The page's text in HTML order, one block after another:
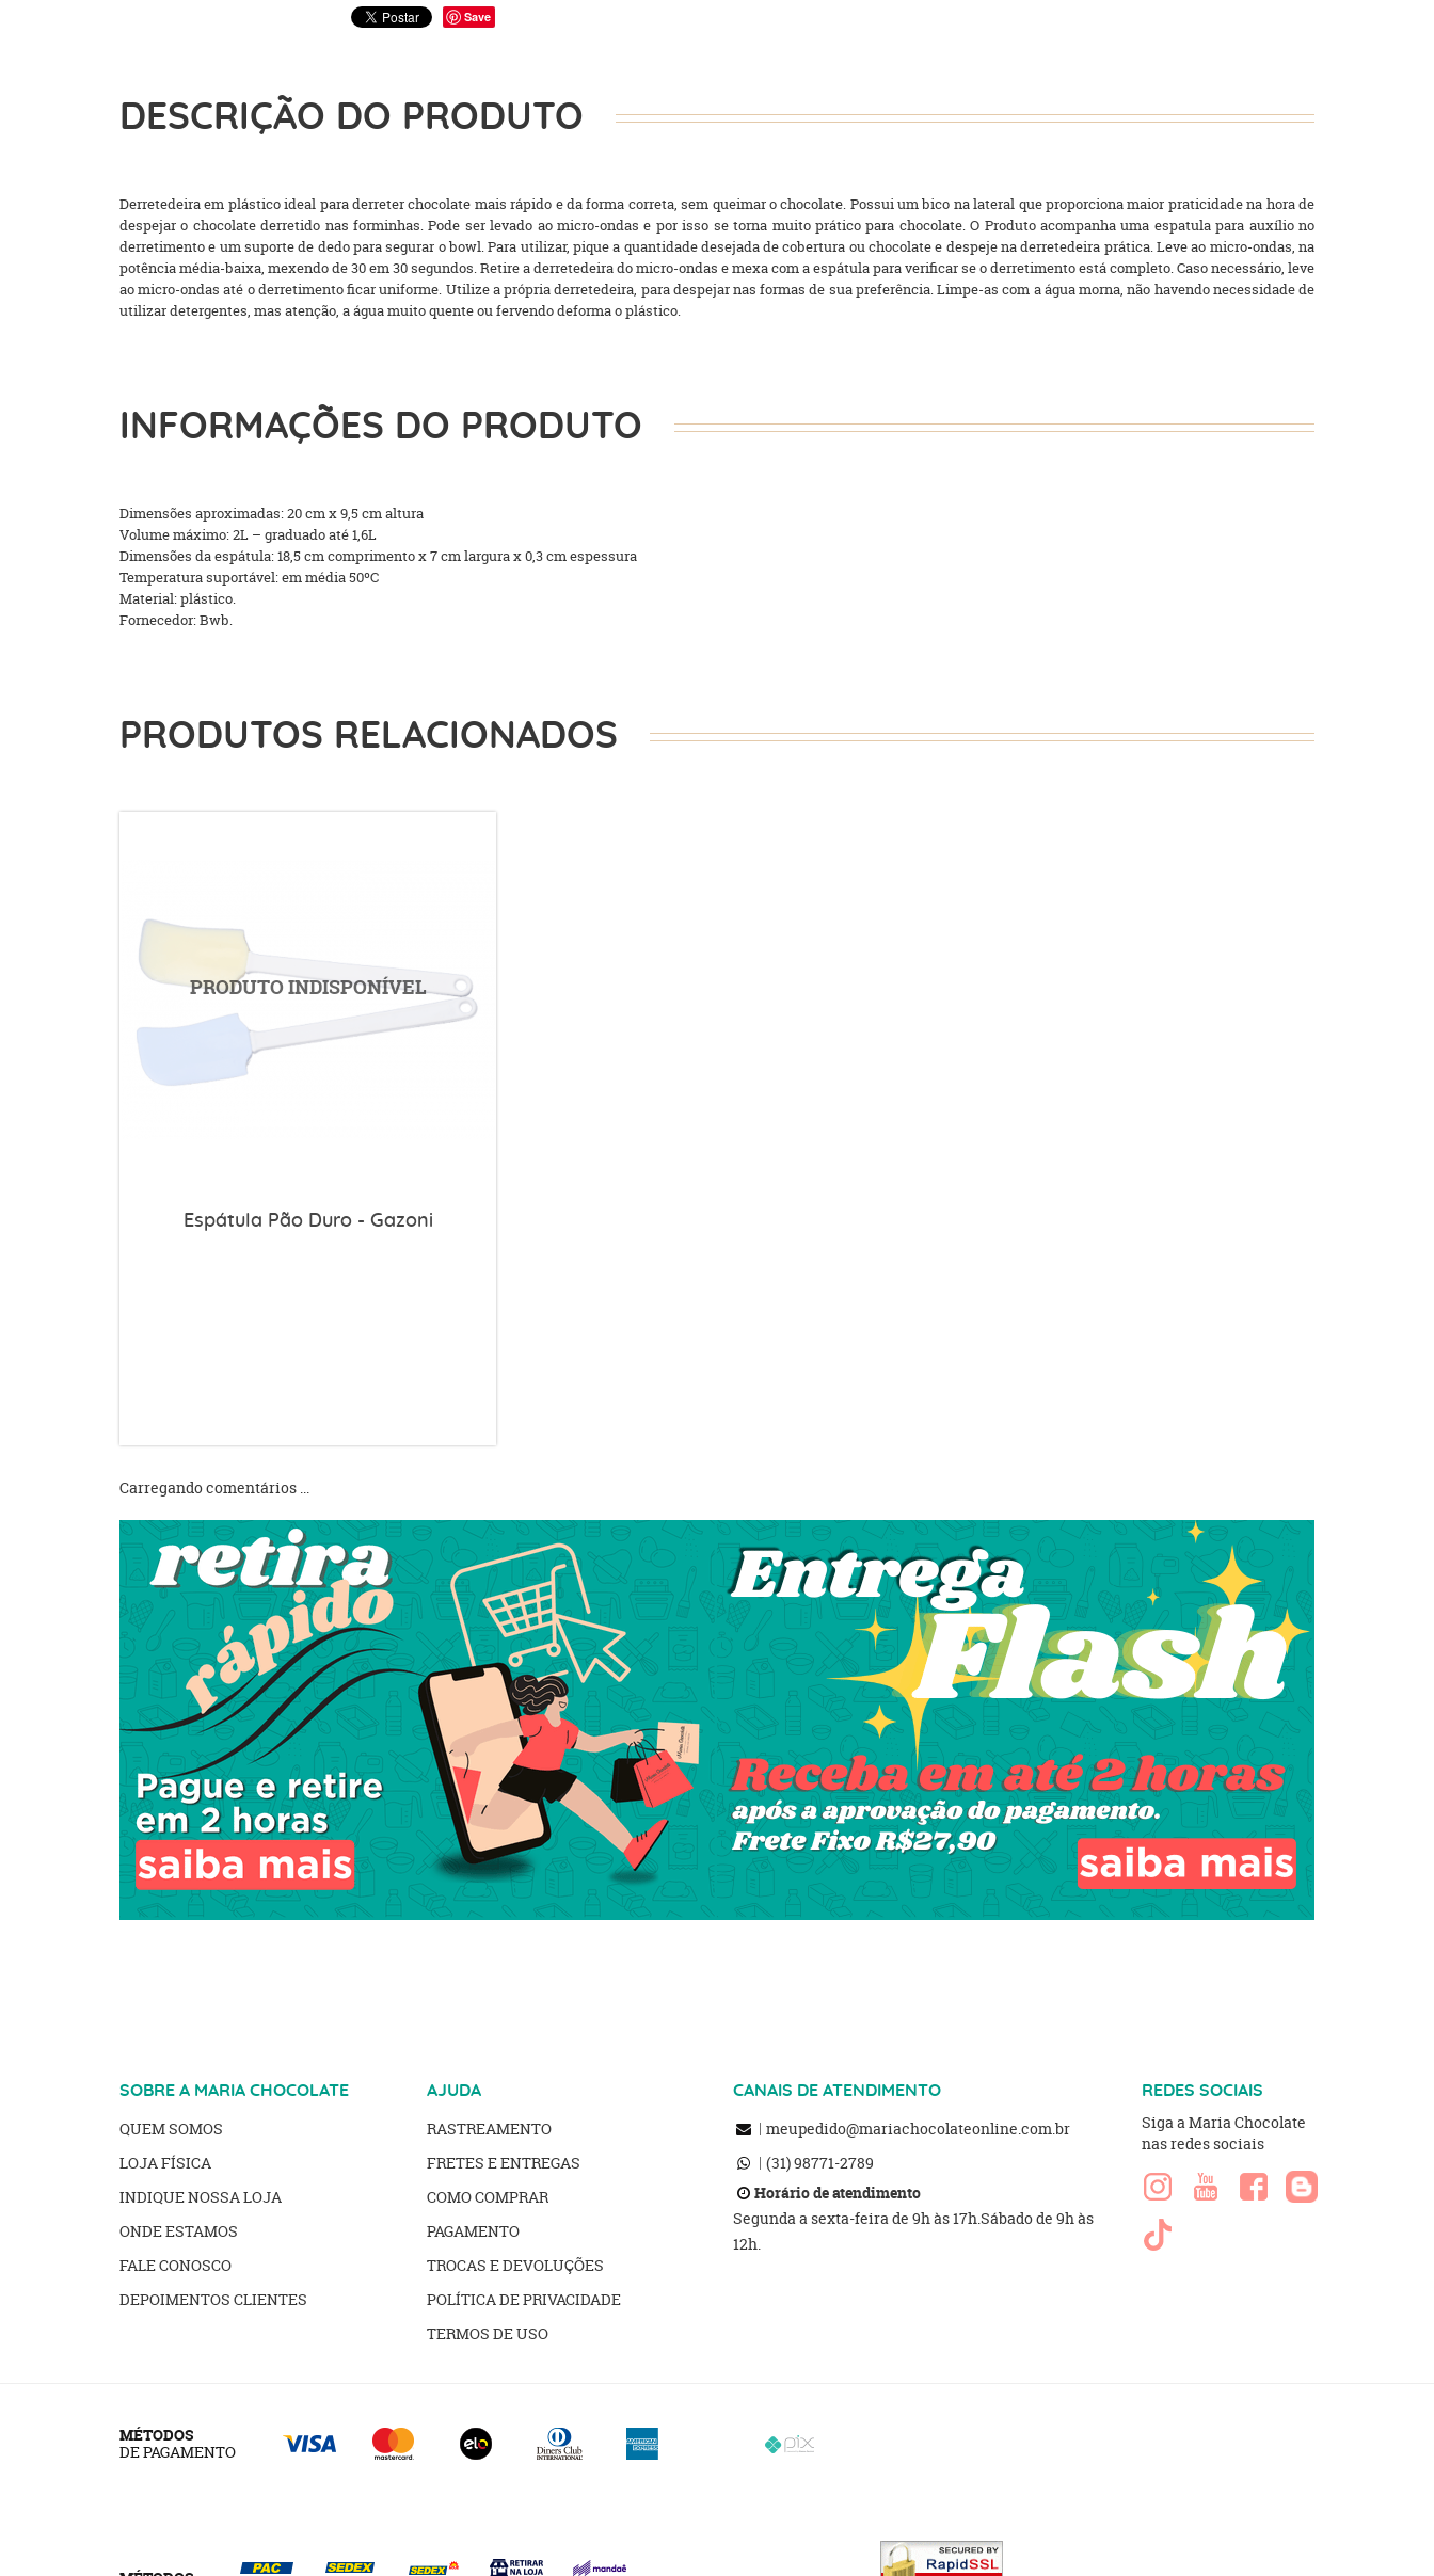
Save
DESCRIÇÃO DO PRODUTO
Derretedeira em plástico ideal para derreter chocolate mais rápido e da forma correta, sem queimar o chocolate. Possui um bico na lateral que proporciona maior praticidade na hora de
despejar o chocolate derretido nas forminhas. Pode ser levado ao micro-ondas e por isso se torna muito prático para chocolate. O Produto acompanha uma espatula para auxílio no
derretimento e um suporte de dedo para segurar o bowl. Para utilizar, pique a quantidade desejada de cobertura ou chocolate e despeje na derretedeira prática. Leve ao micro-ondas, na
potência média-baixa, mexendo de 30 em 30 segundos. Retire a derretedeira do micro-ondas e mexa com a espátula para verificar se o derretimento está completo. Caso necessário, leve
ao micro-ondas até o derretimento ficar uniforme. Utilize a própria derretedeira, para despejar nas formas de sua preferência. Limpe-as com a água morna, não havendo necessidade de
utilizar detergentes, mas atenção, a água muito quente ou fervendo deforma o plástico.
INFORMAÇÕES DO PRODUTO
Dimensões aproximadas: 20 cm x 9,5 cm altura
Volume máximo: 2L – graduado até 1,6L
Dimensões da espátula: 18,5 cm comprimento x 7 cm largura x 0,3 cm espessura
Temperatura suportável: em média 50ºC
Material: plástico.
Fornecedor: Bwb.
PRODUTOS RELACIONADOS
Espátula Pão Duro - Gazoni
Carregando comentários ...
SOBRE A MARIA CHOCOLATE
QUEM SOMOS
LOJA FÍSICA
INDIQUE NOSSA LOJA
ONDE ESTAMOS
FALE CONOSCO
DEPOIMENTOS CLIENTES
AJUDA
RASTREAMENTO
FRETES E ENTREGAS
COMO COMPRAR
PAGAMENTO
TROCAS E DEVOLUÇÕES
POLÍTICA DE PRIVACIDADE
TERMOS DE USO
CANAIS DE ATENDIMENTO
meupedido@mariachocolateonline.com.br
(31)98771-2789
Horário de atendimento
Segunda a sexta-feira de 9h às 17h.Sábado de 9h às
12h.
REDES SOCIAIS
Siga a Maria Chocolate
nas redes sociais
MÉTODOS
DE PAGAMENTO